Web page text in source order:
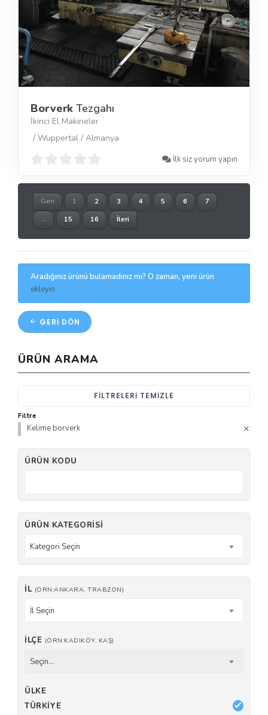
Borverk Tezgahı
İkinci El Makineler
/ Wuppertal / Almanya
İlk siz yorum yapın
Geri 1 2 3 4 5 6
7
...
15 16 İleri
Aradığınız ürünü bulamadınız mı? O zaman, yeni ürün
ekleyin
GERI DÖN
ÜRÜN ARAMA
FILTRELERI TEMIZLE
Filtre
Kelime borverk
ÜRÜN KODU
ÜRÜN KATEGORISI
Kategori Seçin
İL (ÖRN:ANKARA, TRABZON)
İl Seçin
İLÇE (ÖRN:KADIKÖY, KAŞ)
Seçin...
ÜLKE
TÜRKIYE